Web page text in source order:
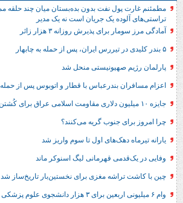
نفت بدون بده‌بستان میان چند حلقه ممکن نبود/ پشت پرده
یک جریان است نه یک مدیر
پذیرش روزانه ۳ هزار زائر
صهیونیستی منحل شد
بندرعباس با قطار و اتوبوس پس از حمله به خط ریلی
جنوب گریه می‌کنند؟
اول تا سوم واریز شد
مغزی برای نخستین‌بار تاریخ‌ساز شد